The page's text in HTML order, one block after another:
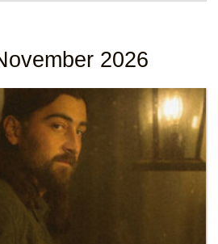
2026